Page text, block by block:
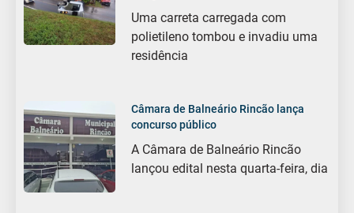
Uma carreta carregada com
polietileno tombou e invadiu uma
residência
Câmara de Balneário Rincão lança
concurso público
A Câmara de Balneário Rincão
lançou edital nesta quarta-feira, dia